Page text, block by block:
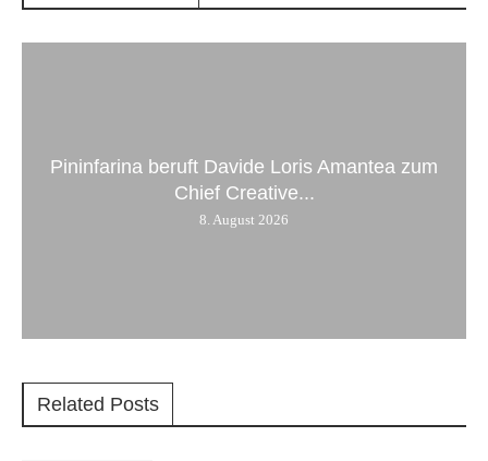
Pininfarina beruft Davide Loris Amantea zum
Chief Creative...
8. August 2026
Related Posts